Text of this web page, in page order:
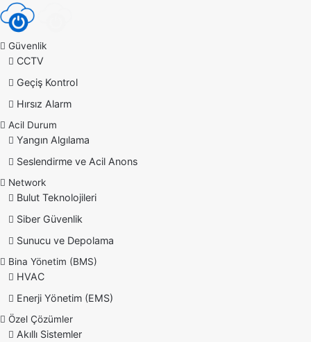
Güvenlik
CCTV
Geçiş Kontrol
Hırsız Alarm
Acil Durum
Yangın Algılama
Seslendirme ve Acil Anons
Network
Bulut Teknolojileri
Siber Güvenlik
Sunucu ve Depolama
Bina Yönetim (BMS)
HVAC
Enerji Yönetim (EMS)
Özel Çözümler
Akıllı Sistemler